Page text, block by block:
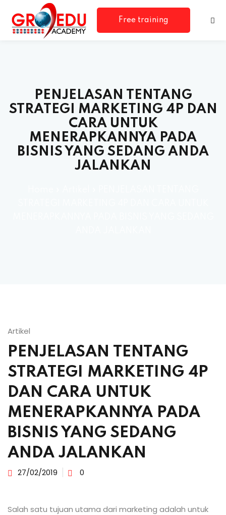
Free training
PENJELASAN TENTANG
STRATEGI MARKETING 4P DAN
CARA UNTUK
MENERAPKANNYA PADA
BISNIS YANG SEDANG ANDA
JALANKAN
Artikel
PENJELASAN TENTANG
STRATEGI MARKETING 4P
DAN CARA UNTUK
MENERAPKANNYA PADA
BISNIS YANG SEDANG
ANDA JALANKAN
27/02/2019 0
Salah satu tujuan utama dari marketing adalah untuk